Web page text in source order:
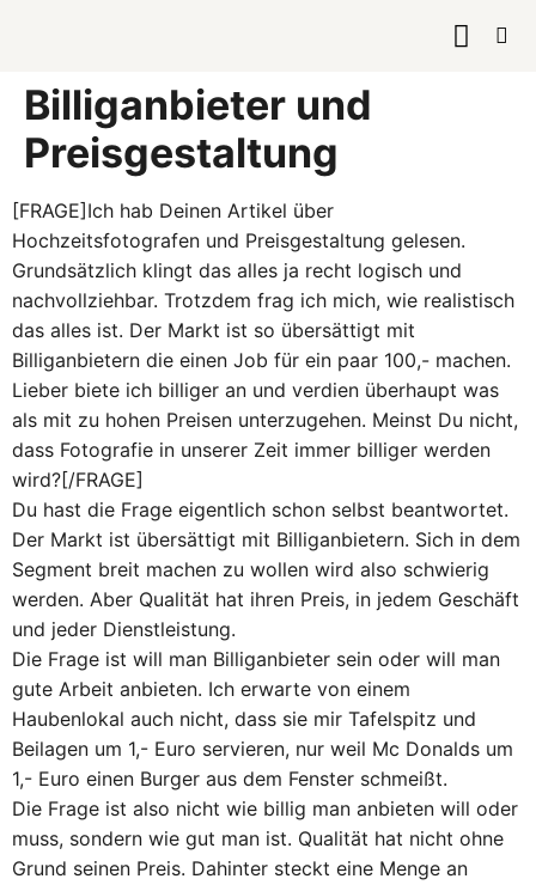
Billiganbieter und
Preisgestaltung
[FRAGE]Ich hab Deinen Artikel über
Hochzeitsfotografen und Preisgestaltung gelesen.
Grundsätzlich klingt das alles ja recht logisch und
nachvollziehbar. Trotzdem frag ich mich, wie realistisch
das alles ist. Der Markt ist so übersättigt mit
Billiganbietern die einen Job für ein paar 100,- machen.
Lieber biete ich billiger an und verdien überhaupt was
als mit zu hohen Preisen unterzugehen. Meinst Du nicht,
dass Fotografie in unserer Zeit immer billiger werden
wird?[/FRAGE]
Du hast die Frage eigentlich schon selbst beantwortet.
Der Markt ist übersättigt mit Billiganbietern. Sich in dem
Segment breit machen zu wollen wird also schwierig
werden. Aber Qualität hat ihren Preis, in jedem Geschäft
und jeder Dienstleistung.
Die Frage ist will man Billiganbieter sein oder will man
gute Arbeit anbieten. Ich erwarte von einem
Haubenlokal auch nicht, dass sie mir Tafelspitz und
Beilagen um 1,- Euro servieren, nur weil Mc Donalds um
1,- Euro einen Burger aus dem Fenster schmeißt.
Die Frage ist also nicht wie billig man anbieten will oder
muss, sondern wie gut man ist. Qualität hat nicht ohne
Grund seinen Preis. Dahinter steckt eine Menge an